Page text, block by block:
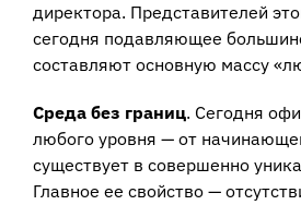
директора. Представителей
сегодня подавляющее
составляют основную массу
Среда без границ. Сегодня
любого уровня — от
существует в совершенно
Главное ее свойство —